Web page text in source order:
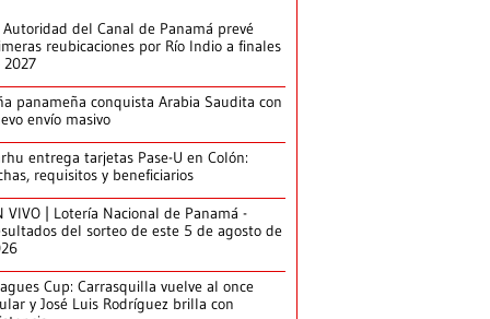
Autoridad del Canal de Panamá prevé
reubicaciones por Río Indio a finales
2027
panameña conquista Arabia Saudita con
envío masivo
entrega tarjetas Pase-U en Colón:
requisitos y beneficiarios
VIVO | Lotería Nacional de Panamá -
del sorteo de este 5 de agosto de
Cup: Carrasquilla vuelve al once
y José Luis Rodríguez brilla con